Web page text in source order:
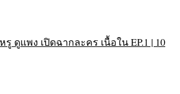
รู ดูแพง เปิดฉากละคร เนื้อใน EP.1 | 10